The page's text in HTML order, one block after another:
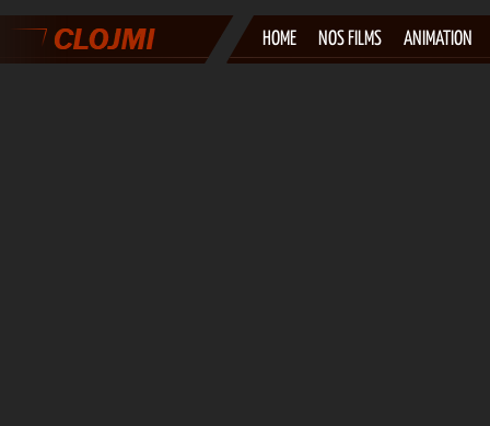
HOME NOS FILMS ANIMATION